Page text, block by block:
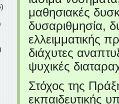
μαθησιακές
δυσαριθμησία,
ελλειμματικής
διάχυτες
ψυχικές
Στόχος της
εκπαιδευτικής